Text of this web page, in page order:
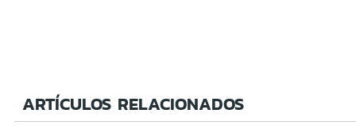
ARTÍCULOS RELACIONADOS